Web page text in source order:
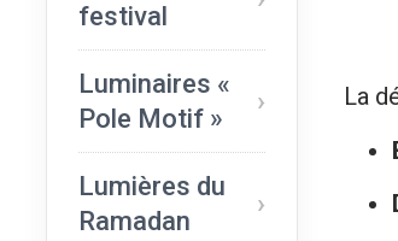
festival
Luminaires «
Pole Motif »
Lumières du
Ramadan
La